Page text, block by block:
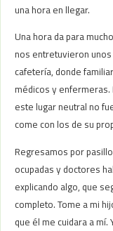
una hora en llegar.
Una hora da para
nos entretuvieron unos
cafetería, donde
médicos y
este lugar neutral no
come con los de su
Regresamos por
ocupadas y doctores
explicando algo, que
completo. Tome a mi
que él me cuidara a